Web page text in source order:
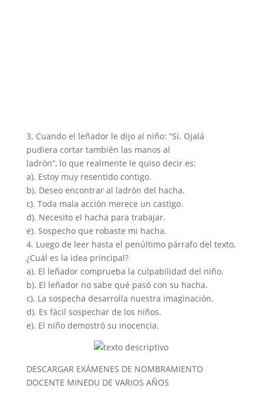
3. Cuando el leñador le dijo al niño: “Sí. Ojalá
pudiera cortar también las manos al
ladrón”, lo que realmente le quiso decir es:
a). Estoy muy resentido contigo.
b). Deseo encontrar al ladrón del hacha.
c). Toda mala acción merece un castigo.
d). Necesito el hacha para trabajar.
e). Sospecho que robaste mi hacha.
4. Luego de leer hasta el penúltimo párrafo del texto,
¿Cuál es la idea principal?
a). El leñador comprueba la culpabilidad del niño.
b). El leñador no sabe qué pasó con su hacha.
c). La sospecha desarrolla nuestra imaginación.
d). Es fácil sospechar de los niños.
e). El niño demostró su inocencia.
DESCARGAR EXÁMENES DE NOMBRAMIENTO
DOCENTE MINEDU DE VARIOS AÑOS